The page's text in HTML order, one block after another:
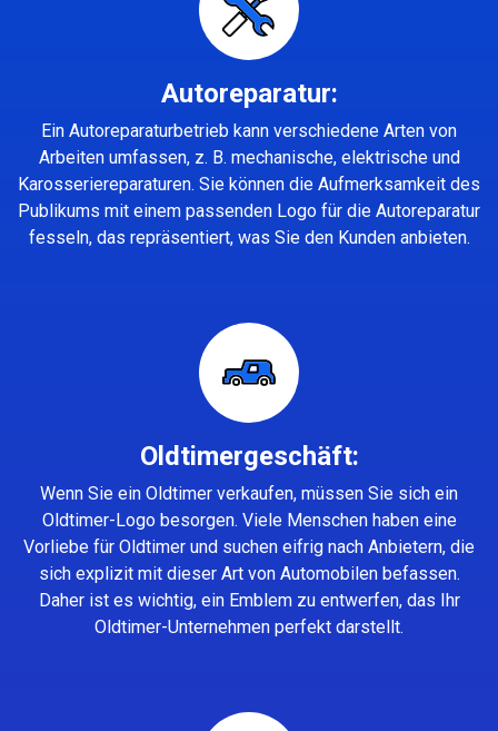
Autoreparatur:
Ein Autoreparaturbetrieb kann verschiedene Arten von
Arbeiten umfassen, z. B. mechanische, elektrische und
Karosseriereparaturen. Sie können die Aufmerksamkeit des
Publikums mit einem passenden Logo für die Autoreparatur
fesseln, das repräsentiert, was Sie den Kunden anbieten.
Oldtimergeschäft:
Wenn Sie ein Oldtimer verkaufen, müssen Sie sich ein
Oldtimer-Logo besorgen. Viele Menschen haben eine
Vorliebe für Oldtimer und suchen eifrig nach Anbietern, die
sich explizit mit dieser Art von Automobilen befassen.
Daher ist es wichtig, ein Emblem zu entwerfen, das Ihr
Oldtimer-Unternehmen perfekt darstellt.